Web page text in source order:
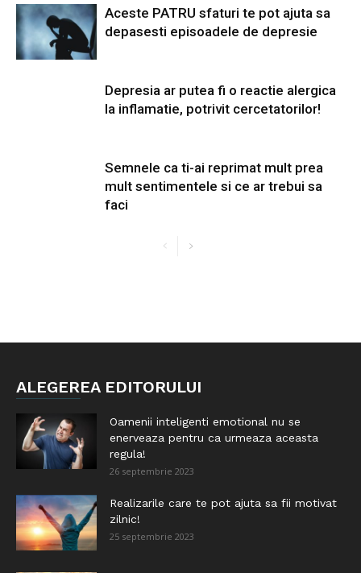
Aceste PATRU sfaturi te pot ajuta sa
depasesti episoadele de depresie
Depresia ar putea fi o reactie alergica
la inflamatie, potrivit cercetatorilor!
Semnele ca ti-ai reprimat mult prea
mult sentimentele si ce ar trebui sa
faci
ALEGEREA EDITORULUI
Oamenii inteligenti emotional nu se
enerveaza pentru ca urmeaza aceasta
regula!
26 septembrie 2023
Realizarile care te pot ajuta sa fii motivat
zilnic!
25 septembrie 2023